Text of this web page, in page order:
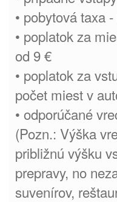
• pobytová taxa
• poplatok za
od 9 €
• poplatok za
počet miest v
• odporúčané
(Pozn.: Výška
približnú výšku
prepravy, no
suvenírov,